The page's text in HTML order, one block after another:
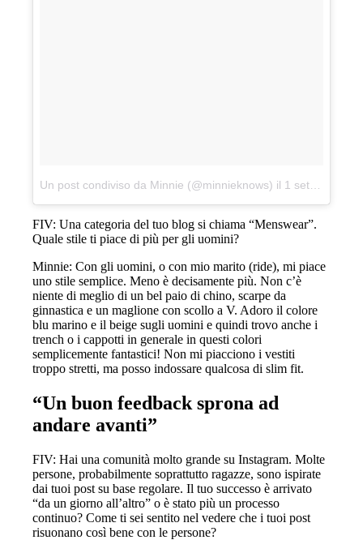
Un post condiviso da Minnie (@minnieknows) il 1 settembre 2017 alle 6:49 PDT
FIV: Una categoria del tuo blog si chiama “Menswear”.
Quale stile ti piace di più per gli uomini?
Minnie: Con gli uomini, o con mio marito (ride), mi piace
uno stile semplice. Meno è decisamente più. Non c’è
niente di meglio di un bel paio di chino, scarpe da
ginnastica e un maglione con scollo a V. Adoro il colore
blu marino e il beige sugli uomini e quindi trovo anche i
trench o i cappotti in generale in questi colori
semplicemente fantastici! Non mi piacciono i vestiti
troppo stretti, ma posso indossare qualcosa di slim fit.
“Un buon feedback sprona ad
andare avanti”
FIV: Hai una comunità molto grande su Instagram. Molte
persone, probabilmente soprattutto ragazze, sono ispirate
dai tuoi post su base regolare. Il tuo successo è arrivato
“da un giorno all’altro” o è stato più un processo
continuo? Come ti sei sentito nel vedere che i tuoi post
risuonano così bene con le persone?